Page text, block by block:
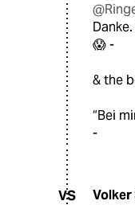
😱 -
& the
“Bei
-
VS